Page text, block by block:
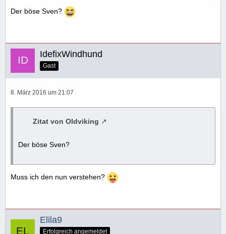
Der böse Sven?
IdefixWindhund
Gast
8. März 2016 um 21:07
Zitat von Oldviking
Der böse Sven?
Muss ich den nun verstehen?
Elila9
Erfolgreich angemeldet